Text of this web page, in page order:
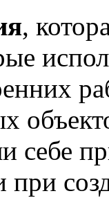
,
себе